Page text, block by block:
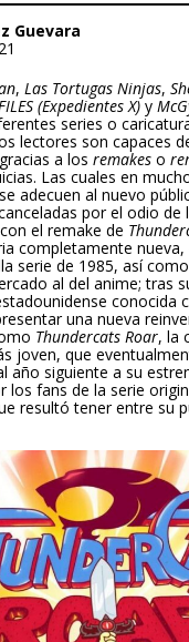
Guevara
, Las Tortugas Ninjas,
(Expedientes X)y
series o
lectores son capaces
a los remakes o
Las cuales en
adecuen al nuevo
por el odio de
el remake de
completamente
serie de 1985, así
al del anime; tras
conocida
una nueva
Thundercats Roar, la
joven, que
año siguiente a su
los fans de la serie
resultó tener entre su